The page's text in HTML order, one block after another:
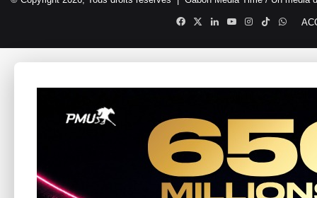
Facebook
X LinkedinYouTubeInstagram
TikTok